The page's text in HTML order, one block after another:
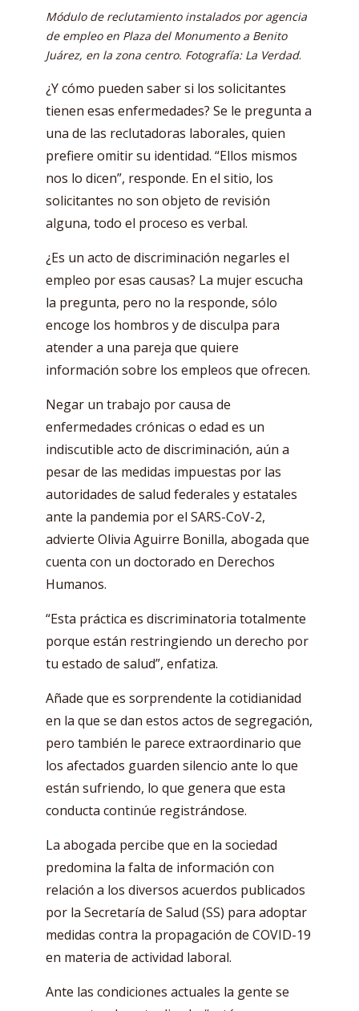
Módulo de reclutamiento instalados por agencia
de empleo en Plaza del Monumento a Benito
Juárez, en la zona centro. Fotografía: La Verdad.
¿Y cómo pueden saber si los solicitantes
tienen esas enfermedades? Se le pregunta a
una de las reclutadoras laborales, quien
prefiere omitir su identidad. “Ellos mismos
nos lo dicen”, responde. En el sitio, los
solicitantes no son objeto de revisión
alguna, todo el proceso es verbal.
¿Es un acto de discriminación negarles el
empleo por esas causas? La mujer escucha
la pregunta, pero no la responde, sólo
encoge los hombros y de disculpa para
atender a una pareja que quiere
información sobre los empleos que ofrecen.
Negar un trabajo por causa de
enfermedades crónicas o edad es un
indiscutible acto de discriminación, aún a
pesar de las medidas impuestas por las
autoridades de salud federales y estatales
ante la pandemia por el SARS-CoV-2,
advierte Olivia Aguirre Bonilla, abogada que
cuenta con un doctorado en Derechos
Humanos.
“Esta práctica es discriminatoria totalmente
porque están restringiendo un derecho por
tu estado de salud”, enfatiza.
Añade que es sorprendente la cotidianidad
en la que se dan estos actos de segregación,
pero también le parece extraordinario que
los afectados guarden silencio ante lo que
están sufriendo, lo que genera que esta
conducta continúe registrándose.
La abogada percibe que en la sociedad
predomina la falta de información con
relación a los diversos acuerdos publicados
por la Secretaría de Salud (SS) para adoptar
medidas contra la propagación de COVID-19
en materia de actividad laboral.
Ante las condiciones actuales la gente se